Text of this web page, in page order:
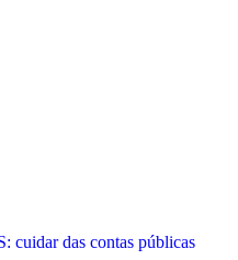
cuidar das contas públicas